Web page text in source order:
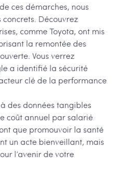
ces démarches, nous
Découvrez
comme Toyota, ont mis
la remontée des
Vous verrez
a identifié la sécurité
clé de la performance
des données tangibles
coût annuel par salarié
que promouvoir la santé
un acte bienveillant, mais
l’avenir de votre